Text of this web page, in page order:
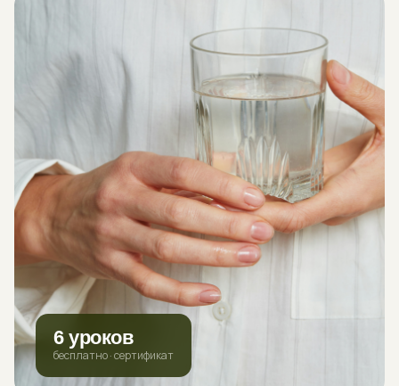
Скачать пример отчета
6 уроков
бесплатно · сертификат